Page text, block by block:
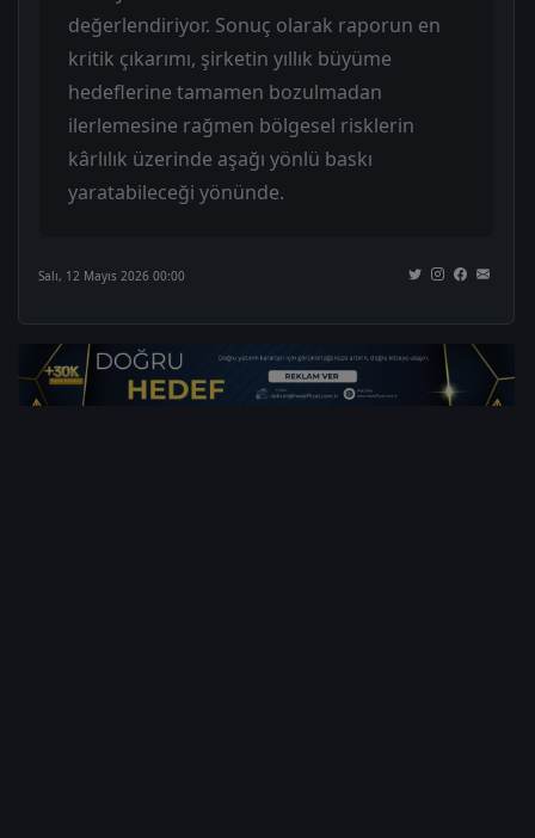
değerlendiriyor. Sonuç olarak raporun en
kritik çıkarımı, şirketin yıllık büyüme
hedeflerine tamamen bozulmadan
ilerlemesine rağmen bölgesel risklerin
kârlılık üzerinde aşağı yönlü baskı
yaratabileceği yönünde.
Salı, 12 Mayıs 2026 00:00